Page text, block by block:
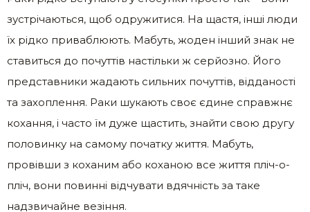
зустрічаються, щоб одружитися. На щастя, інші люди
їх рідко приваблюють. Мабуть, жоден інший знак не
ставиться до почуттів настільки ж серйозно. Його
представники жадають сильних почуттів, відданості
та захоплення. Раки шукають своє єдине справжнє
кохання, і часто їм дуже щастить, знайти свою другу
половинку на самому початку життя. Мабуть,
провівши з коханим або коханою все життя пліч-о-
пліч, вони повинні відчувати вдячність за таке
надзвичайне везіння.